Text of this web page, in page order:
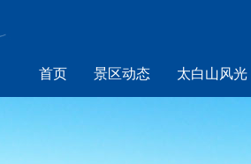
首页 景区动态 太白山风光